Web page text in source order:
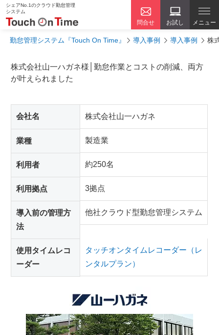
メニュー
シェアNo.1のクラウド勤怠管理
システム
問合せ お試し
勤怠管理システム『Touch On Time』 導入事例 導入事例 株
株式会社山一ハガネ​様│勤怠作業とコストの削減、両方
が叶えられました
会社名 株式会社山一ハガネ​​
業種 製造業
利用者 約250名
利用拠点 3拠点
導入前の管理方
法
他社クラウド型勤怠管理システム
使用タイムレコ
ーダー
タッチオンタイムレコーダー（レ
ンタルプラン）​